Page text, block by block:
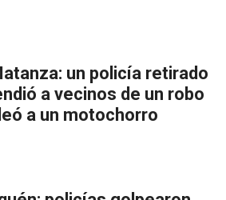
un policía retirado
a vecinos de un robo
a un motochorro